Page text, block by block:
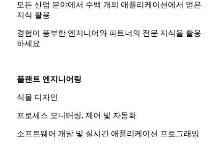
모든 산업 분야에서 수백 개의 애플리케이션에서 얻은
지식 활용
경험이 풍부한 엔지니어와 파트너의 전문 지식을 활용
하세요
플랜트 엔지니어링
식물 디자인
프로세스 모니터링, 제어 및 자동화
소프트웨어 개발 및 실시간 애플리케이션 프로그래밍